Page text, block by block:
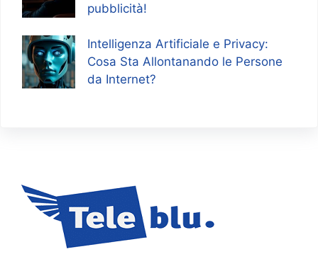
pubblicità!
Intelligenza Artificiale e Privacy:
Cosa Sta Allontanando le Persone
da Internet?